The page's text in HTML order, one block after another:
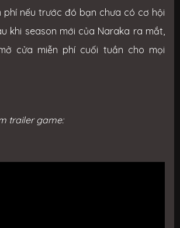
phí nếu trước đó bạn chưa có cơ hội
khi season mới của Naraka ra mắt,
cửa miễn phí cuối tuần cho mọi
trailer game: